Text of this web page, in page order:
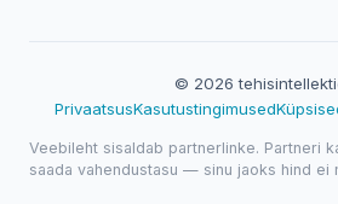
© 2026
PrivaatsusKasutustingimused
Veebileht sisaldab partnerlinke. Partneri
saada vahendustasu — sinu jaoks hind ei